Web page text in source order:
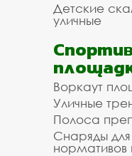
Детские
уличные
Воркаут
Уличные
Полоса
Снаряды
нормативов